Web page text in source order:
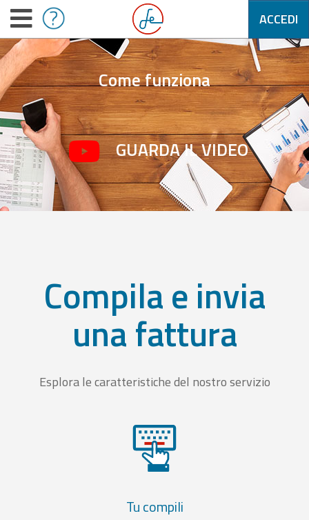
ACCEDI
Come funziona
GUARDA IL VIDEO
Compila e invia
una fattura
Esplora le caratteristiche del nostro servizio
Tu compili